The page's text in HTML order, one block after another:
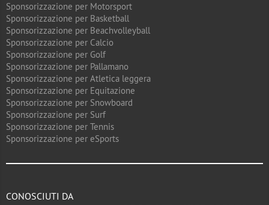
Sponsorizzazione per Motorsport
Sponsorizzazione per Basketball
Sponsorizzazione per Beachvolleyball
Sponsorizzazione per Calcio
Sponsorizzazione per Golf
Sponsorizzazione per Pallamano
Sponsorizzazione per Atletica leggera
Sponsorizzazione per Equitazione
Sponsorizzazione per Snowboard
Sponsorizzazione per Surf
Sponsorizzazione per Tennis
Sponsorizzazione per eSports
CONOSCIUTI DA